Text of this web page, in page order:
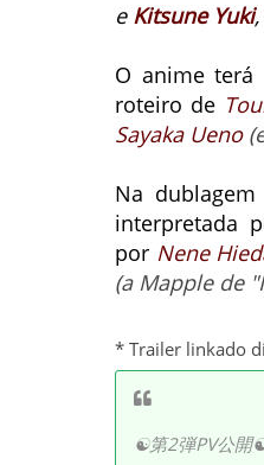
e Kitsune Yuki
O anime terá
roteiro de
Sayaka Ueno
Na dublagem
interpretada
por Nene
(a Mapple de
* Trailer linkado
☯第2弾PV公開